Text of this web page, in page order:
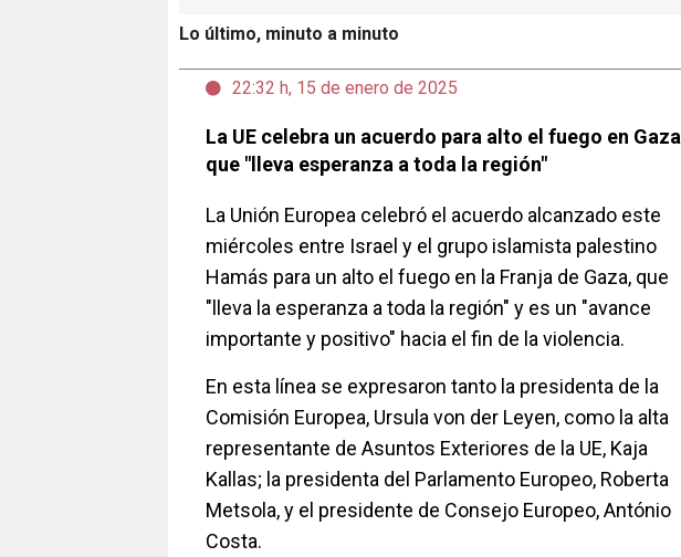
Lo último, minuto a minuto
22:32 h, 15 de enero de 2025
La UE celebra un acuerdo para alto el fuego en Gaza
que "lleva esperanza a toda la región"
La Unión Europea celebró el acuerdo alcanzado este
miércoles entre Israel y el grupo islamista palestino
Hamás para un alto el fuego en la Franja de Gaza, que
"lleva la esperanza a toda la región" y es un "avance
importante y positivo" hacia el fin de la violencia.
En esta línea se expresaron tanto la presidenta de la
Comisión Europea, Ursula von der Leyen, como la alta
representante de Asuntos Exteriores de la UE, Kaja
Kallas; la presidenta del Parlamento Europeo, Roberta
Metsola, y el presidente de Consejo Europeo, António
Costa.